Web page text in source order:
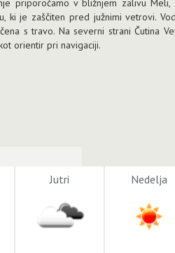
priporočamo v bližnjem zalivu Meli,
ki je zaščiten pred južnimi vetrovi.
s travo. Na severni strani Čutina
orientir pri navigaciji.
Jutri Nedelja